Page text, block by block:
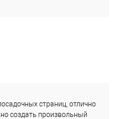
страниц, отлично
создать произвольный